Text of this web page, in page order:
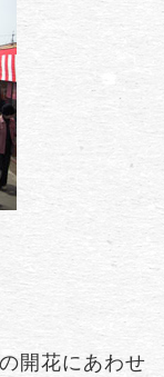
開花にあわせ